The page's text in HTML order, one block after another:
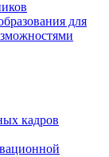
для
кадров